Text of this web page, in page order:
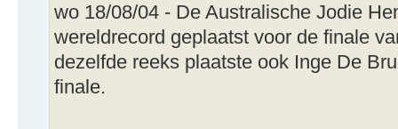
wo 18/08/04 - De Australische Jodie
wereldrecord geplaatst voor de finale
dezelfde reeks plaatste ook Inge De
finale.